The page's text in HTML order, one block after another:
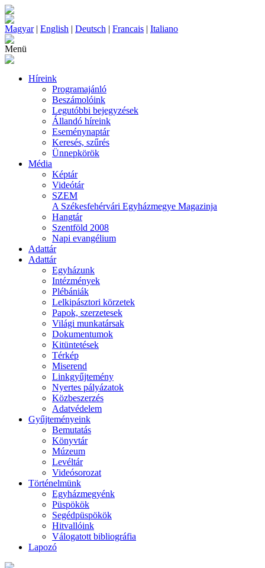
Magyar| English | Deutsch | Francais | Italiano
Menü
Híreink
Programajánló
Beszámolóink
Legutóbbi bejegyzések
Állandó híreink
Eseménynaptár
Keresés, szűrés
Ünnepkörök
Média
Képtár
Videótár
SZEM
A Székesfehérvári Egyházmegye Magazinja
Hangtár
Szentföld 2008
Napi evangélium
Adattár
Adattár
Egyházunk
Intézmények
Plébániák
Lelkipásztori körzetek
Papok, szerzetesek
Világi munkatársak
Dokumentumok
Kitüntetések
Térkép
Miserend
Linkgyűjtemény
Nyertes pályázatok
Közbeszerzés
Adatvédelem
Gyűjteményeink
Bemutatás
Könyvtár
Múzeum
Levéltár
Videósorozat
Történelmünk
Egyházmegyénk
Püspökök
Segédpüspökök
Hitvallóink
Válogatott bibliográfia
Lapozó